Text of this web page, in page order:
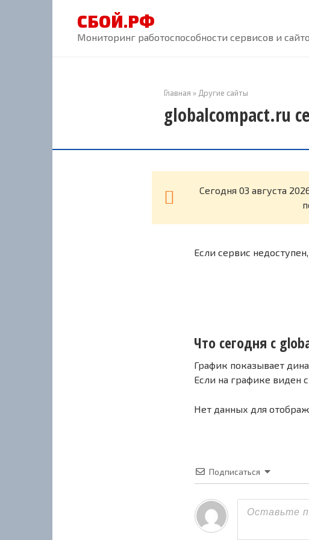
СБОЙ.РФ
Мониторинг работоспособности сервисов и
Главная » Другие сайты
globalcompact.ru
Cегодня 03 августа
Если сервис
Что сегодня с
График показывает
Если на графике виден
Нет данных для
Подписаться